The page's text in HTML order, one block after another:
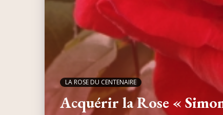
LA ROSE DU CENTENAIRE
Acquérir la Rose «